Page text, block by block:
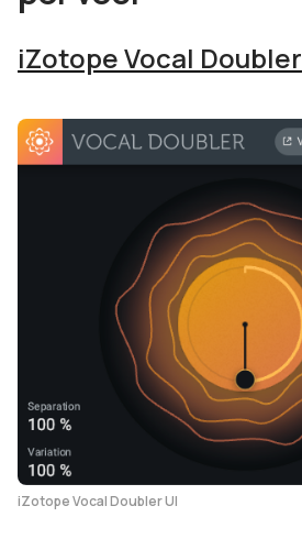
iZotope Vocal Doubler
iZotope Vocal Doubler UI